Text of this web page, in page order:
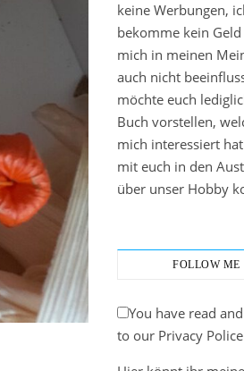
keine Werbungen,
bekomme kein
mich in meinen
auch nicht
möchte euch
Buch vorstellen,
mich interessiert
mit euch in den
über unser Hobby
FOLLOW ME
You have read
to our Privacy Police